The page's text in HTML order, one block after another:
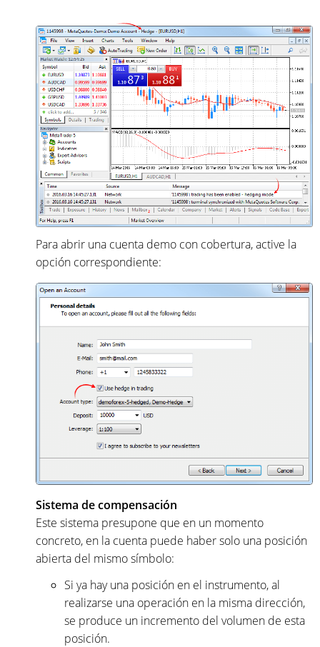
Para abrir una cuenta demo con cobertura, active la
opción correspondiente:
Sistema de compensación
Este sistema presupone que en un momento
concreto, en la cuenta puede haber solo una posición
abierta del mismo símbolo:
Si ya hay una posición en el instrumento, al
realizarse una operación en la misma dirección,
se produce un incremento del volumen de esta
posición.